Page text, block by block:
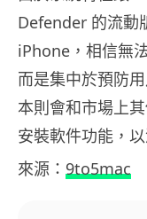
Defender 的流動
iPhone，相信無
而是集中於預防
本則會和市場上
安裝軟件功能，
來源： 9to5mac